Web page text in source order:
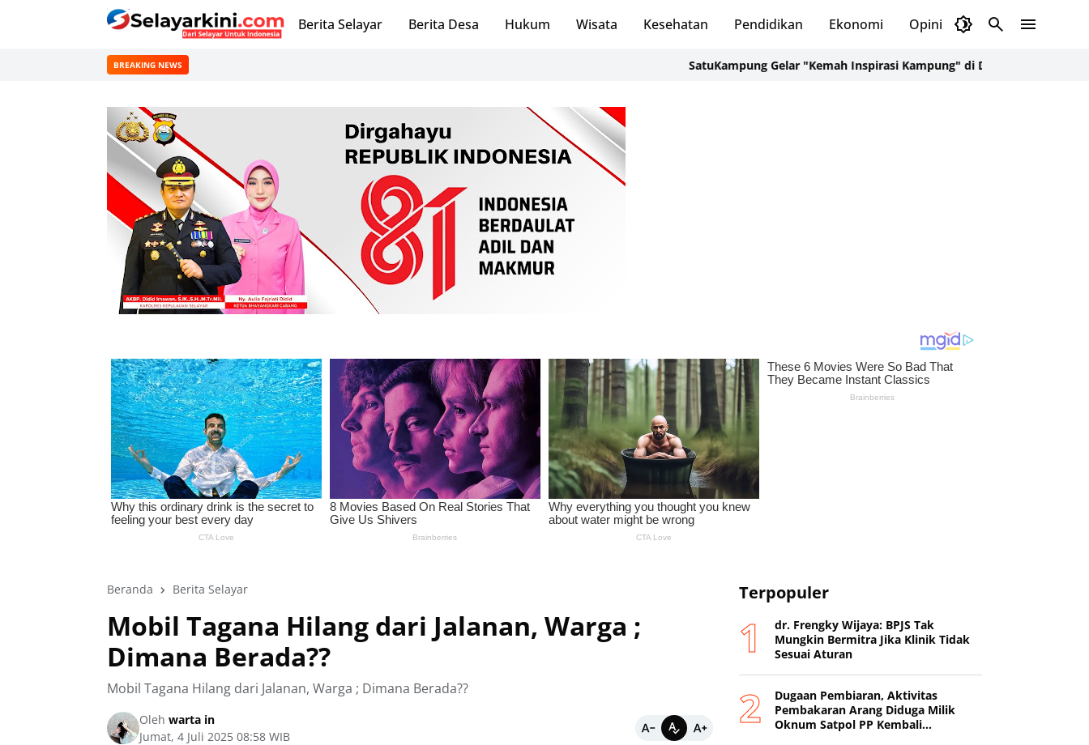
Berita Selayar Berita Desa Hukum Wisata Kesehatan Pendidikan Ekonomi Opini Selayar Kini
BREAKING NEWS SatuKampung Gelar "Kemah Inspirasi Kampung" di Desa Kalepadang Jelang Pra-
Beranda Berita Selayar
Mobil Tagana Hilang dari Jalanan, Warga ;
Dimana Berada??
Mobil Tagana Hilang dari Jalanan, Warga ; Dimana Berada??
Oleh warta in
Jumat, 4 Juli 2025 08:58 WIB
Terpopuler
dr. Frengky Wijaya: BPJS Tak
Mungkin Bermitra Jika Klinik Tidak
Sesuai Aturan
Dugaan Pembiaran, Aktivitas
Pembakaran Arang Diduga Milik
Oknum Satpol PP Kembali